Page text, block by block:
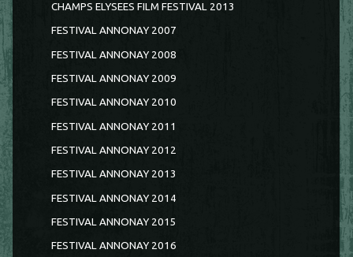
CHAMPS ELYSEES FILM FESTIVAL 2013
FESTIVAL ANNONAY 2007
FESTIVAL ANNONAY 2008
FESTIVAL ANNONAY 2009
FESTIVAL ANNONAY 2010
FESTIVAL ANNONAY 2011
FESTIVAL ANNONAY 2012
FESTIVAL ANNONAY 2013
FESTIVAL ANNONAY 2014
FESTIVAL ANNONAY 2015
FESTIVAL ANNONAY 2016